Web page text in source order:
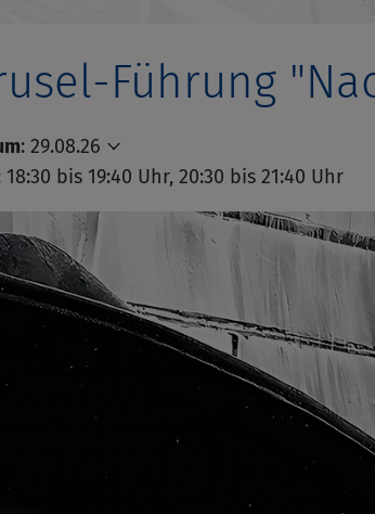
Führung
: 29.08.26
18:30 bis 19:40 Uhr, 20:30 bis 21:40 Uhr